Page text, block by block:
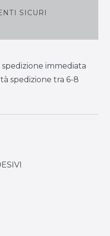
SICURI
immediata
spedizione tra 6-8